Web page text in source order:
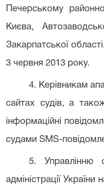
Печерському
Києва,
Закарпатської
3 червня 2013 року.
4. Керівникам
сайтах судів, а
інформаційні
судами SMS-
5. Управлінню
адміністрації